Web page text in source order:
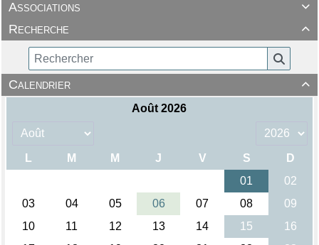

Associations

Recherche

Calendrier